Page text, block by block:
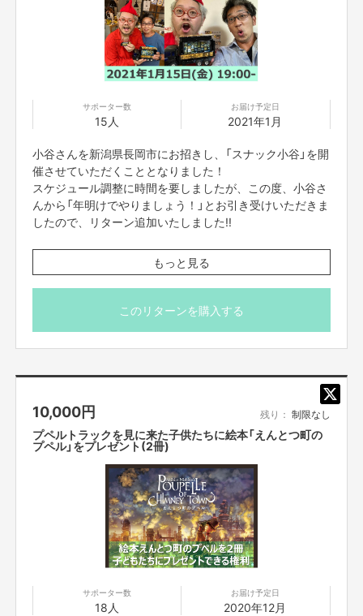
「信じぬくんだ。たとえひとりになっても」
トラックができて西野さんの光る絵本のパネルをつむことが実現できれば、
プペルバスだけでなくトラックを利用して全国のみなさんに光る絵本展をお
届けすることができます。
トラックの最も良いところは、たくさんの物資を積むことができるので、災
害時に支援物資を届けることもできます。
被災地に物資を届けたあと、空になった荷台で個展ができます。
避難所生活に憩いの場を与える役割も果たしたいと思っています。
避難所では、プライベートな空間がないため、箱型のトラックが行くことに
よって、着替えや授乳スペースなどのプライベート空間として利用いただく
など、トラックならではの多くの可能性を持っています。
ぜひご支援をよろしくお願いいたします！
お取引において開示要求があった場合速やかにお答えさせて頂きます。
【お問合せ先】
https://cf.fany.lol/users/message/view/59485
不良品、発送品間違いの場合は無料で交換させていただきます。到着日から
7日以内に上記問い合わせ先へご連絡ください。それ以上経過しますと返品
をお受け出来ない場合がございます。※サポーターのご都合によるキャンセ
ル・返品・交換はお受けできません。
サポーター数
15人
お届け予定日
2021年1月
小谷さんを新潟県長岡市にお招きし、「スナック小谷」を開
催させていただくこととなりました！
スケジュール調整に時間を要しましたが、この度、小谷さ
んから「年明けでやりましょう！」とお引き受けいただきま
したので、リターン追加いたしました!!
15名の限定となります！ 即完売しますよね！ お早めに
ご購入ください!
す)
小谷さんのスケジュールまたは、新型コロナウイルス感染
拡大等の不可抗力により、急遽、開催日時が変更になる可
能性がある旨、あらかじめご了承のうえ、リターン購入く
ご購入者様都合による当日ご不参加等についての返金はい
たしかねます。
もっと見る
このリターンを購入する
10,000円 残り： 制限なし
プペルトラックを見に来た子供たちに絵本「えんとつ町の
プペル」をプレゼント(2冊)
サポーター数
18人
お届け予定日
2020年12月